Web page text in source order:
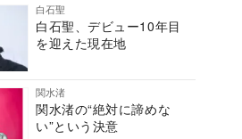
白石聖
白石聖、デビュー10年目
を迎えた現在地
関水渚
関水渚の“絶対に諦めな
い”という決意